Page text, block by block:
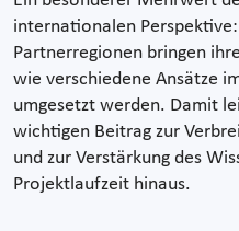
internationalen
Partnerregionen bringen
wie verschiedene Ansätze
umgesetzt werden. Damit
wichtigen Beitrag zur
und zur Verstärkung des
Projektlaufzeit hinaus.